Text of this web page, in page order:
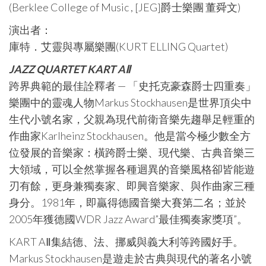
(Berklee College of Music , [JEG]爵士樂團 董舜文)
演出者：
庫特．艾靈與專屬樂團(KURT ELLING Quartet)
JAZZ QUARTET KART AⅡ
跨界典範的最佳詮釋者 — 「史托克豪森爵士四重奏」
樂團中的靈魂人物Markus Stockhausen是世界頂尖中
生代小號名家，父親為現代前衛音樂先趨舉足輕重的
作曲家Karlheinz Stockhausen。他是當今極少數全方
位發展的音樂家：橫跨爵士樂、現代樂、古典音樂三
大領域，可以全然掌握各種迴異的音樂風格卻皆能遊
刃有餘，更身兼獨奏家、即興音樂家、與作曲家三種
身分。1981年，即贏得德國音樂大賽第二名；並於
2005年獲德國WDR Jazz Award”最佳獨奏家獎項”。
KART AⅡ集結德、法、挪威與義大利等跨國好手。
Markus Stockhausen是遊走於古典與現代的著名小號